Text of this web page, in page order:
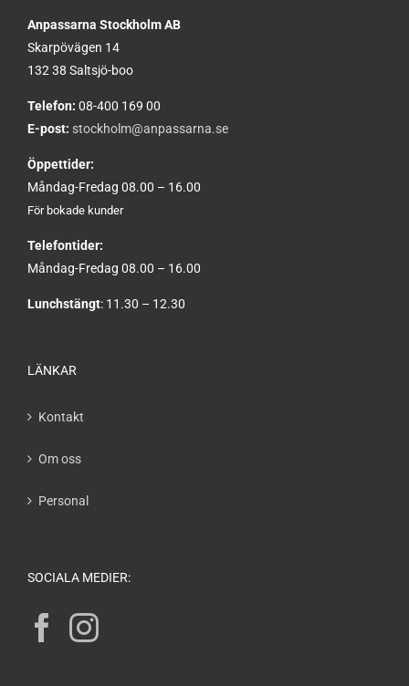
Anpassarna Stockholm AB
Skarpövägen 14
132 38 Saltsjö-boo
Telefon: 08-400 169 00
E-post: stockholm@anpassarna.se
Öppettider:
Måndag-Fredag 08.00 – 16.00
För bokade kunder
Telefontider:
Måndag-Fredag 08.00 – 16.00
Lunchstängt: 11.30 – 12.30
LÄNKAR
Kontakt
Om oss
Personal
SOCIALA MEDIER: